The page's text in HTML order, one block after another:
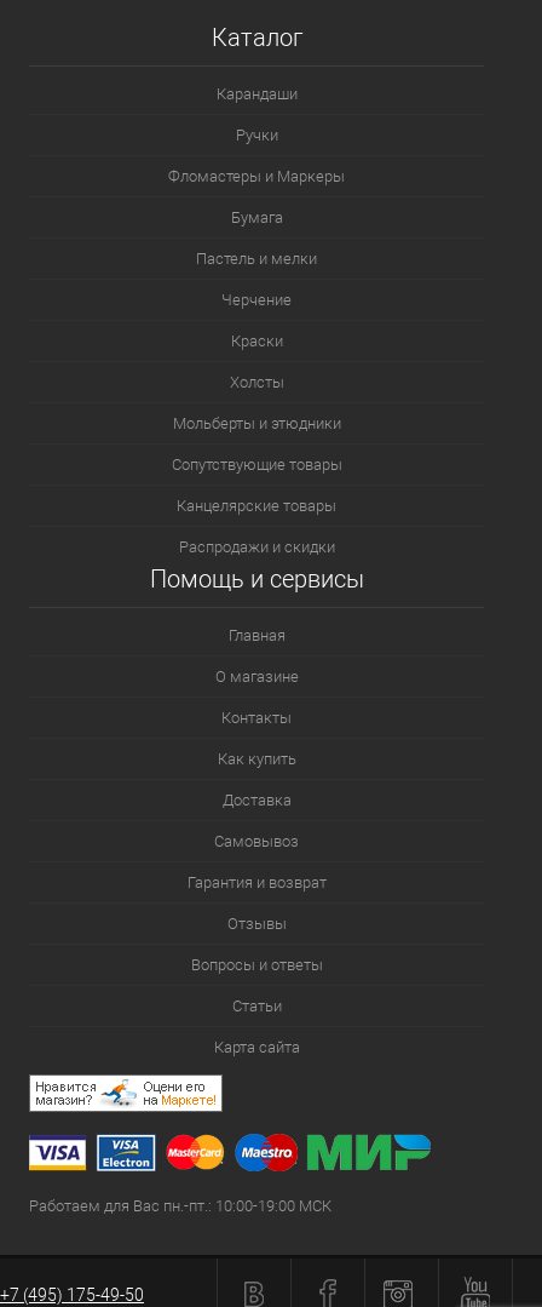
Каталог
Карандаши
Ручки
Фломастеры и Маркеры
Бумага
Пастель и мелки
Черчение
Краски
Холсты
Мольберты и этюдники
Сопутствующие товары
Канцелярские товары
Распродажи и скидки
Помощь и сервисы
Главная
О магазине
Контакты
Как купить
Доставка
Самовывоз
Гарантия и возврат
Отзывы
Вопросы и ответы
Статьи
Карта сайта
Работаем для Вас пн.-пт.: 10:00-19:00 МСК
+7 (495) 175-49-50